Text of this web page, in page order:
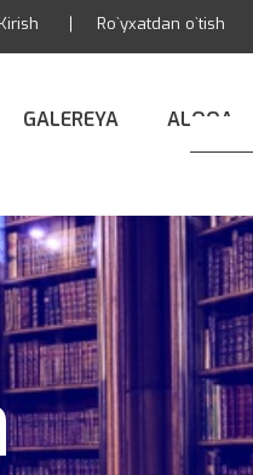
Kirish Ro`yxatdan o`tish
GALEREYA ALOQA